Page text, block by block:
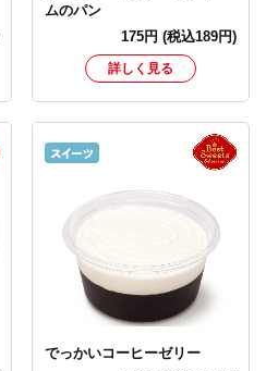
ムのパン
175円(税込189円)
詳しく見る
でっかいコーヒーゼリー